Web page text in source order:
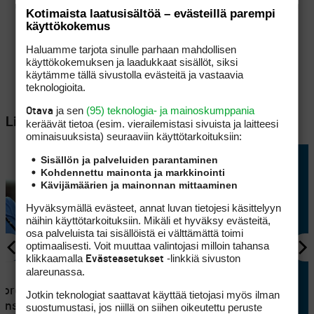
Lisää aiheesta
KILPAGOLF
Niclas Hellberg joutui
taipuimaan lyönnillä Ecco
Kotimaista laatusisältöä – evästeillä parempi
käyttökokemus
Haluamme tarjota sinulle parhaan mahdollisen
käyttökokemuksen ja laadukkaat sisällöt, siksi
käytämme tällä sivustolla evästeitä ja vastaavia
teknologioita.
Otava ja sen (95) teknologia- ja mainoskumppania
keräävät tietoa (esim. vierailemis­tasi sivuista ja laitteesi
ominaisuuk­sista) seuraaviin käyttötarkoituksiin:
Sisällön ja palveluiden parantaminen
Kohdennettu mainonta ja markkinointi
Kävijämäärien ja mainonnan mittaaminen
Hyväksymällä evästeet, annat luvan tietojesi käsittelyyn
näihin käyttötarkoituksiin. Mikäli et hyväksy evästeitä,
osa palveluista tai sisällöistä ei välttämättä toimi
optimaalisesti. Voit muuttaa valintojasi milloin tahansa
klikkaamalla Evästeasetukset -linkkiä sivuston
alareunassa.
Jotkin teknologiat saattavat käyttää tietojasi myös ilman
suostumustasi, jos niillä on siihen oikeutettu peruste